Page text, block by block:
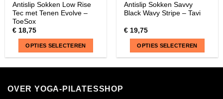
Antislip Sokken Low Rise
Tec met Tenen Evolve –
ToeSox
€18,75
OPTIES SELECTEREN
meerdere
Antislip Sokken Savvy
Black Wavy Stripe – Tavi
€19,75
OPTIES SELECTEREN
OVER YOGA-PILATESSHOP